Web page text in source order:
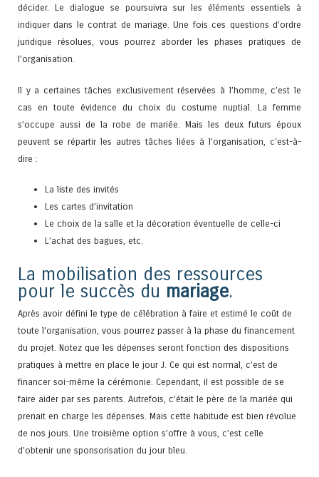
décider. Le dialogue se poursuivra sur les éléments essentiels à
indiquer dans le contrat de mariage. Une fois ces questions d’ordre
juridique résolues, vous pourrez aborder les phases pratiques de
l’organisation.
Il y a certaines tâches exclusivement réservées à l’homme, c’est le
cas en toute évidence du choix du costume nuptial. La femme
s’occupe aussi de la robe de mariée. Mais les deux futurs époux
peuvent se répartir les autres tâches liées à l’organisation, c’est-à-
dire :
La liste des invités
Les cartes d’invitation
Le choix de la salle et la décoration éventuelle de celle-ci
L’achat des bagues, etc.
La mobilisation des ressources
pour le succès du mariage.
Après avoir défini le type de célébration à faire et estimé le coût de
toute l’organisation, vous pourrez passer à la phase du financement
du projet. Notez que les dépenses seront fonction des dispositions
pratiques à mettre en place le jour J. Ce qui est normal, c’est de
financer soi-même la cérémonie. Cependant, il est possible de se
faire aider par ses parents. Autrefois, c’était le père de la mariée qui
prenait en charge les dépenses. Mais cette habitude est bien révolue
de nos jours. Une troisième option s’offre à vous, c’est celle
d’obtenir une sponsorisation du jour bleu.